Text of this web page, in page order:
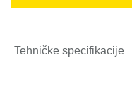
Tehničke specifikacije